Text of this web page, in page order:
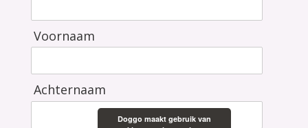
Voornaam
Achternaam
Doggo maakt gebruik van